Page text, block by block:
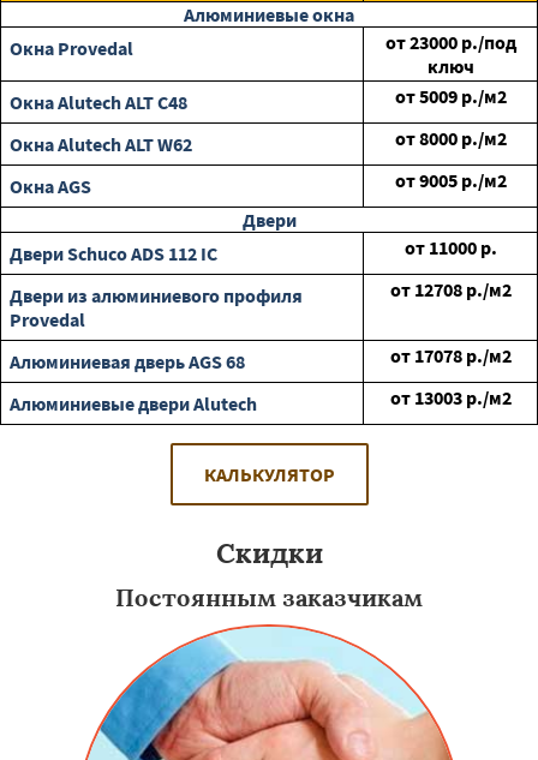
Алюминиевые окна
Окна Provedal
от23000 р./под
ключ
Окна Alutech ALT C48
от5009 р./м2
Окна Alutech ALT W62
от8000 р./м2
Окна AGS
от9005 р./м2
Двери
Двери Schuco ADS 112 IC
от 11000 р.
Двери из алюминиевого профиля
Provedal
от 12708 р./м2
Алюминиевая дверь AGS 68 от 17078 р./м2
Алюминиевые двери Alutech
от 13003 р./м2
КАЛЬКУЛЯТОР
Скидки
Постоянным заказчикам